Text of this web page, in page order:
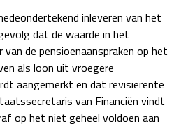
inleveren van het
dat de waarde in het
van de pensioenaanspraken op het
als loon uit vroegere
aangemerkt en dat revisierente
van Financiën vindt
op het niet geheel voldoen aan